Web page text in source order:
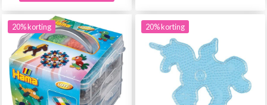
20% korting 20% korting